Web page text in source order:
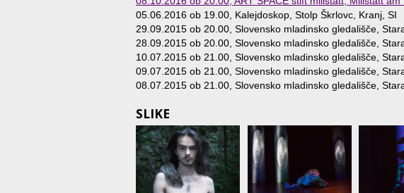
05.06.2016 ob 19.00, Kalejdoskop, Stolp Škrlovc, Kranj, SI
29.09.2015 ob 20.00, Slovensko mladinsko gledališče,
28.09.2015 ob 20.00, Slovensko mladinsko gledališče,
10.07.2015 ob 21.00, Slovensko mladinsko gledališče,
09.07.2015 ob 21.00, Slovensko mladinsko gledališče,
08.07.2015 ob 21.00, Slovensko mladinsko gledališče,
SLIKE